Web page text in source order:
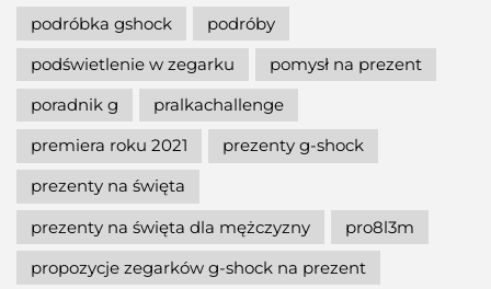
podróbka gshock
podróby
podświetlenie w zegarku
pomysł na prezent
poradnik g
pralkachallenge
premiera roku 2021
prezenty g-shock
prezenty na święta
prezenty na święta dla mężczyzny
pro8l3m
propozycje zegarków g-shock na prezent